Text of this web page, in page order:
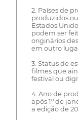
2. Países de
produzidos
Estados
podem ser
originários
em outro
3. Status de
filmes que
festival ou
4. Ano de
após 1º de
a edição de